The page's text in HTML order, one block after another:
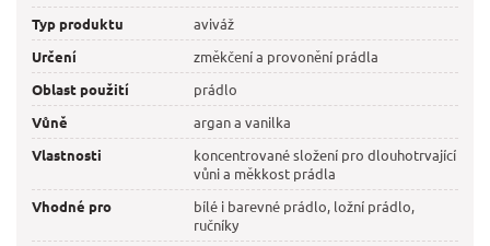
Typ produktu
aviváž
Určení
změkčení a provonění prádla
Oblast použití
prádlo
Vůně
argan a vanilka
Vlastnosti
koncentrované složení pro dlouhotrvající
vůni a měkkost prádla
Vhodné pro
bílé i barevné prádlo, ložní prádlo,
ručníky